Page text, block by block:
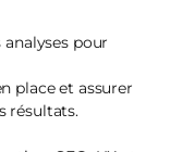
pour
place et assurer
résultats.